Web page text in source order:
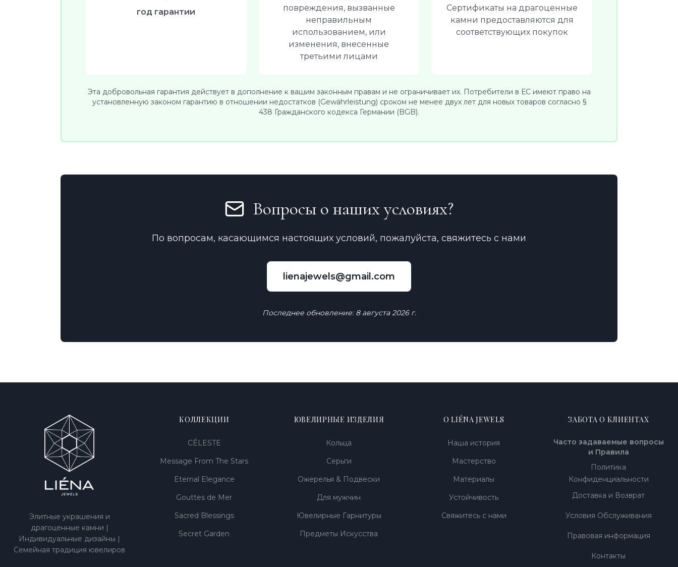
год гарантии
повреждения, вызванные
неправильным
использованием, или
изменения, внесенные
третьими лицами
Сертификаты на драгоценные
камни предоставляются для
соответствующих покупок
Эта добровольная гарантия действует в дополнение к вашим законным правам и не ограничивает их. Потребители в ЕС имеют право на
установленную законом гарантию в отношении недостатков (Gewährleistung) сроком не менее двух лет для новых товаров согласно §
438 Гражданского кодекса Германии (BGB).
Вопросы о наших условиях?
По вопросам, касающимся настоящих условий, пожалуйста, свяжитесь с нами
lienajewels@gmail.com
Последнее обновление: 8 августа 2026 г.
Элитные украшения и
драгоценные камни |
Индивидуальные дизайны |
Семейная традиция ювелиров
КОЛЛЕКЦИИ
CÉLESTE
Message From The Stars
Eternal Elegance
Gouttes de Mer
Sacred Blessings
Secret Garden
ЮВЕЛИРНЫЕ ИЗДЕЛИЯ
Кольца
Серьги
Ожерелья & Подвески
Для мужчин
Ювелирные Гарнитуры
Предметы Искусства
О LIÉNA JEWELS
Наша история
Мастерство
Материалы
Устойчивость
Свяжитесь с нами
ЗАБОТА О КЛИЕНТАХ
Часто задаваемые вопросы
и Правила
Политика
Конфиденциальности
Доставка и Возврат
Условия Обслуживания
Правовая информация
Контакты